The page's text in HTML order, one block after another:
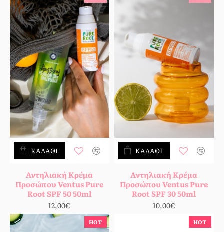
Αντηλιακή Κρέμα
Προσώπου Ventus Pure
Root SPF 50 50ml
12,00€
ΚΑΛΆΘΙ
Αντηλιακή Κρέμα
Προσώπου Ventus Pure
Root SPF 30 50ml
10,00€
ΚΑΛΆΘΙ
HOT HOT